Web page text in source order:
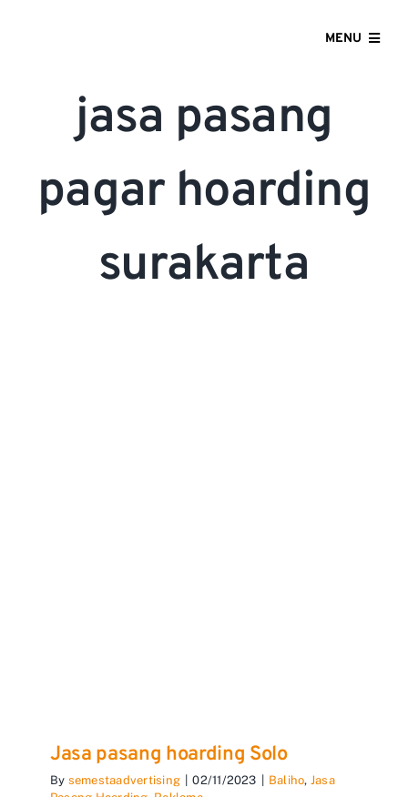
MENU
OUR SERVICES
GALLERY
jasa pasang
pagar hoarding
surakarta
Jasa pasang hoarding Solo
By semestaadvertising 02/11/2023 Baliho, Jasa